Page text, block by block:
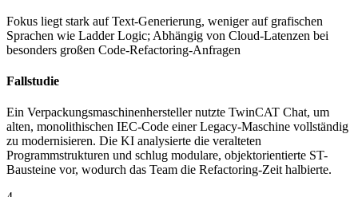
Fokus liegt stark auf Text-Generierung, weniger auf grafischen
Sprachen wie Ladder Logic; Abhängig von Cloud-Latenzen bei
besonders großen Code-Refactoring-Anfragen
Fallstudie
Ein Verpackungsmaschinenhersteller nutzte TwinCAT Chat, um
alten, monolithischen IEC-Code einer Legacy-Maschine vollständig
zu modernisieren. Die KI analysierte die veralteten
Programmstrukturen und schlug modulare, objektorientierte ST-
Bausteine vor, wodurch das Team die Refactoring-Zeit halbierte.